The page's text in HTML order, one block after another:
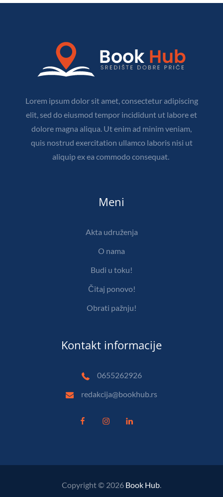
Lorem ipsum dolor sit amet, consectetur adipiscing
elit, sed do eiusmod tempor incididunt ut labore et
dolore magna aliqua. Ut enim ad minim veniam,
quis nostrud exercitation ullamco laboris nisi ut
aliquip ex ea commodo consequat.
Meni
Akta udruženja
O nama
Budi u toku!
Čitaj ponovo!
Obrati pažnju!
Kontakt informacije
0655262926
redakcija@bookhub.rs
Copyright © 2026 Book Hub.